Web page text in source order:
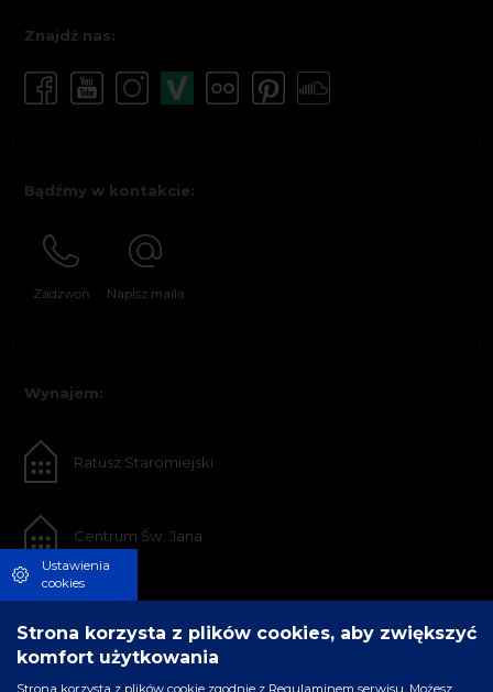
Znajdź nas:
Bądźmy w kontakcie:
Zadzwoń Napisz maila
Wynajem:
Ratusz Staromiejski
Centrum Św. Jana
Ustawienia
cookies
Strona korzysta z plików cookies, aby zwiększyć
komfort użytkowania
Strona korzysta z plików cookie zgodnie z Regulaminem serwisu. Możesz